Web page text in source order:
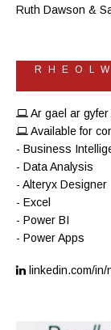
Ruth Dawson &
Ar gael ar
Available for
- Business
- Data Analysis
- Alteryx Designer
- Excel
- Power BI
- Power Apps
linkedin.com/